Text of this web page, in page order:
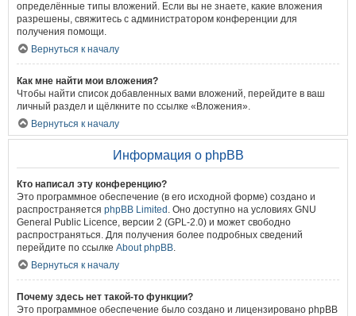
определённые типы вложений. Если вы не знаете, какие вложения
разрешены, свяжитесь с администратором конференции для
получения помощи.
Вернуться к началу
Как мне найти мои вложения?
Чтобы найти список добавленных вами вложений, перейдите в ваш
личный раздел и щёлкните по ссылке «Вложения».
Вернуться к началу
Информация о phpBB
Кто написал эту конференцию?
Это программное обеспечение (в его исходной форме) создано и
распространяется phpBB Limited . Оно доступно на условиях GNU
General Public Licence, версии 2 (GPL-2.0) и может свободно
распространяться. Для получения более подробных сведений
перейдите по ссылке About phpBB.
Вернуться к началу
Почему здесь нет такой-то функции?
Это программное обеспечение было создано и лицензировано phpBB